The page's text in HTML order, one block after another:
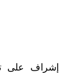
إشراف على